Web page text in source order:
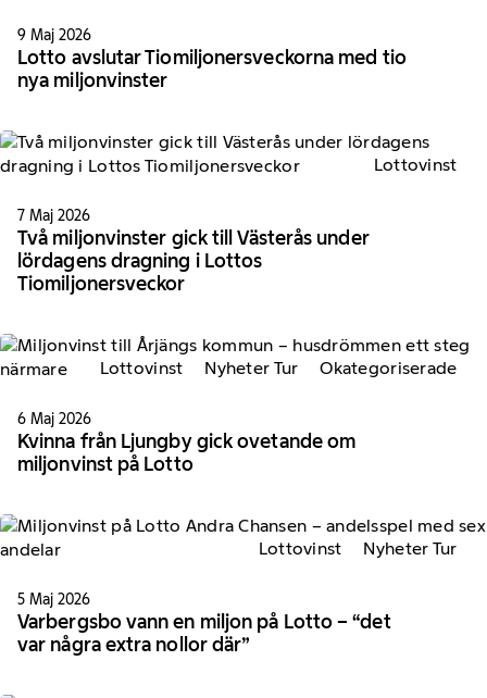
9 Maj 2026
Lotto avslutar Tiomiljonersveckorna med tio
nya miljonvinster
Lottovinst
7 Maj 2026
Två miljonvinster gick till Västerås under
lördagens dragning i Lottos
Tiomiljonersveckor
Lottovinst Nyheter Tur Okategoriserade
6 Maj 2026
Kvinna från Ljungby gick ovetande om
miljonvinst på Lotto
Lottovinst Nyheter Tur
5 Maj 2026
Varbergsbo vann en miljon på Lotto – “det
var några extra nollor där”